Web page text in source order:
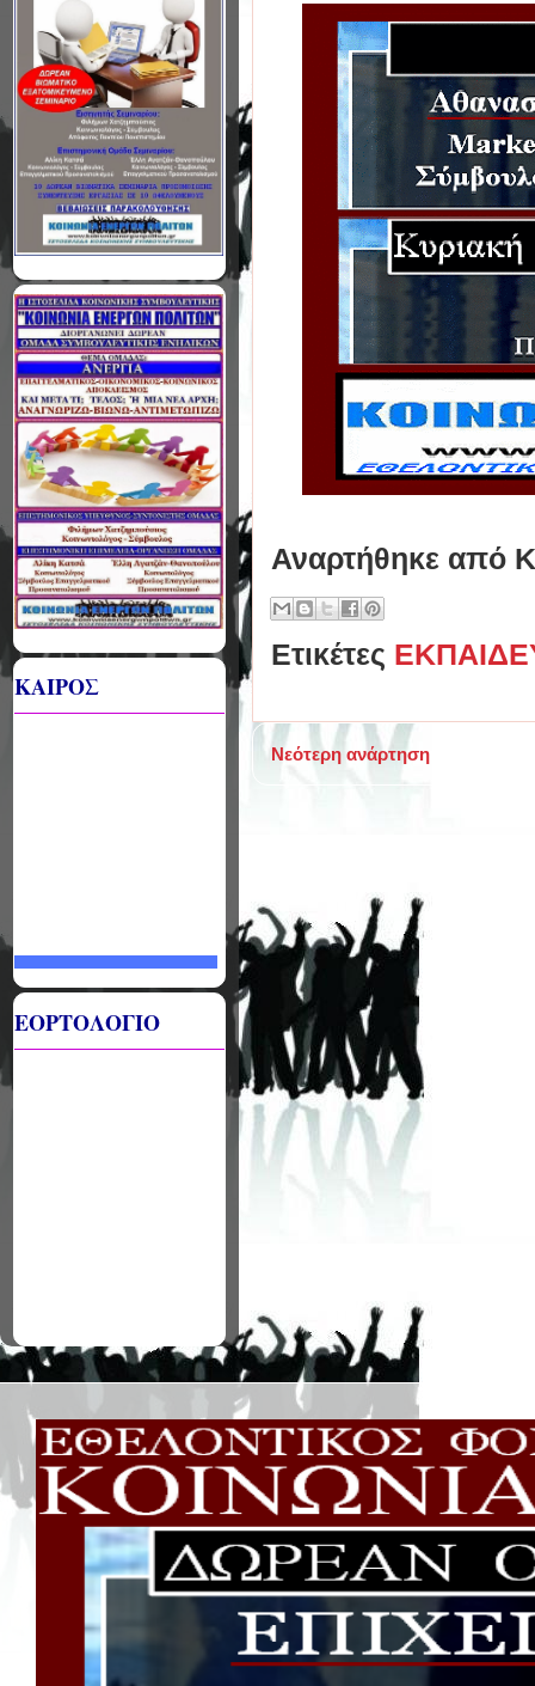
Αναρτήθηκε από
Ετικέτες
Νεότερη ανάρτηση
ΚΑΙΡΟΣ
ΕΟΡΤΟΛΟΓΙΟ